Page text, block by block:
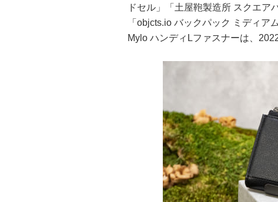
ドセル」「土屋鞄製造所 スクエア
「objcts.io バックパック ミディア
Mylo ハンディLファスナーは、